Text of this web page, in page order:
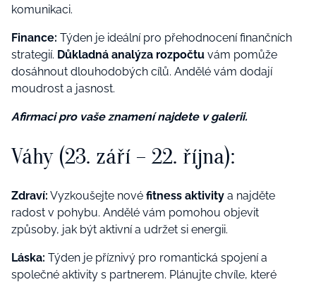
komunikaci.
Finance: Týden je ideální pro přehodnocení finančních
strategií. Důkladná analýza rozpočtu vám pomůže
dosáhnout dlouhodobých cílů. Andělé vám dodají
moudrost a jasnost.
Afirmaci pro vaše znamení najdete v galerii.
Váhy (23. září – 22. října):
Zdraví: Vyzkoušejte nové fitness aktivity a najděte
radost v pohybu. Andělé vám pomohou objevit
způsoby, jak být aktivní a udržet si energii.
Láska: Týden je příznivý pro romantická spojení a
společné aktivity s partnerem. Plánujte chvíle, které